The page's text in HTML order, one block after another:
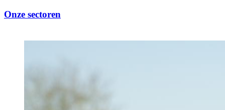
Onze sectoren